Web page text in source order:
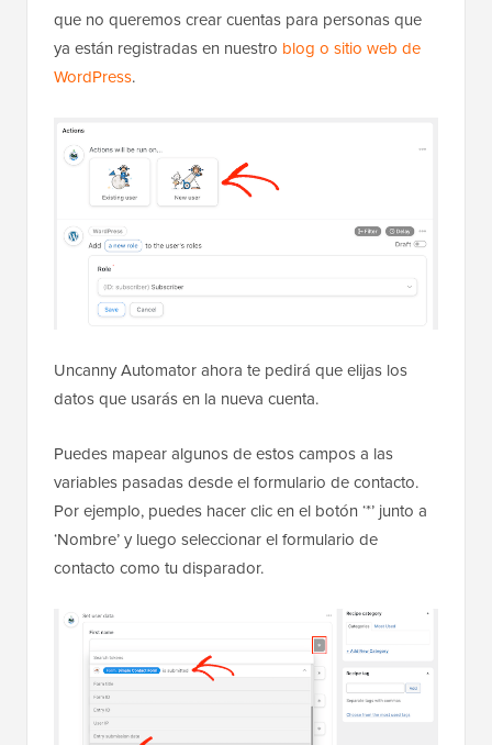
que no queremos crear cuentas para personas que
ya están registradas en nuestro blog o sitio web de
WordPress.
Uncanny Automator ahora te pedirá que elijas los
datos que usarás en la nueva cuenta.
Puedes mapear algunos de estos campos a las
variables pasadas desde el formulario de contacto.
Por ejemplo, puedes hacer clic en el botón ‘*’ junto a
‘Nombre’ y luego seleccionar el formulario de
contacto como tu disparador.